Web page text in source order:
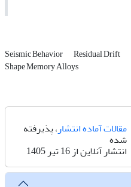
Seismic Behavior Residual Drift
Shape Memory Alloys
مقالات آماده انتشار، پذیرفته
شده
انتشار آنلاین از 16 تیر 1405